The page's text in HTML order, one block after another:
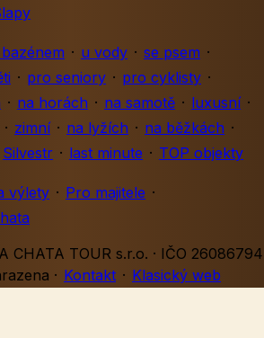
· u vody · se psem ·
· pro seniory · pro cyklisty ·
· na horách · na samotě · luxusní ·
· zimní · na lyžích · na běžkách ·
Silvestr · last minute · TOP objekty
výlety · Pro majitele ·
CHATA TOUR s.r.o. · IČO 26086794
· Kontakt · Klasický web